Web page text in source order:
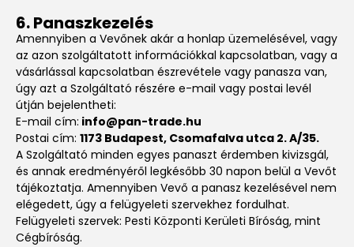
6. Panaszkezelés
Amennyiben a Vevőnek akár a honlap üzemelésével, vagy
az azon szolgáltatott információkkal kapcsolatban, vagy a
vásárlással kapcsolatban észrevétele vagy panasza van,
úgy azt a Szolgáltató részére e-mail vagy postai levél
útján bejelentheti:
E-mail cím: info@pan-trade.hu
Postai cím: 1173 Budapest, Csomafalva utca 2. A/35.
A Szolgáltató minden egyes panaszt érdemben kivizsgál,
és annak eredményéről legkésőbb 30 napon belül a Vevőt
tájékoztatja. Amennyiben Vevő a panasz kezelésével nem
elégedett, úgy a felügyeleti szervekhez fordulhat.
Felügyeleti szervek: Pesti Központi Kerületi Bíróság, mint
Cégbíróság.